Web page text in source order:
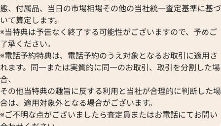
ロイヤルオーク オフショア
26420SO.OO.A002CA.01
格
日時点の参考買取価格です
オーデマ ピゲ ロイヤルオー
クロノグラフ
4,692,000円
※2026年1月27日時点の参考
態、付属品、当日の市場相場その他の当社統一査定基準に基づ
いて算定します。
※当特典は予告なく終了する可能性がございますので、予めご
了承ください。
※電話予約特典は、電話予約のうえ対象となるお取引に適用さ
れます。同一または実質的に同一のお取引、取引を分割した場
合、
その他当特典の趣旨に反する利用と当社が合理的に判断した場
合は、適用対象外となる場合がございます。
※ご不明な点がございましたら査定員またはお電話にてお問い